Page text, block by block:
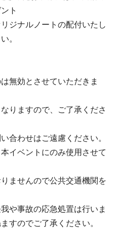
ト
ジナルノートの配付いたし
。
無効とさせていただきま
りますので、ご了承くださ
合わせはご遠慮ください。
イベントにのみ使用させて
ませんので公共交通機関を
や事故の応急処置は行いま
すのでご了承ください。